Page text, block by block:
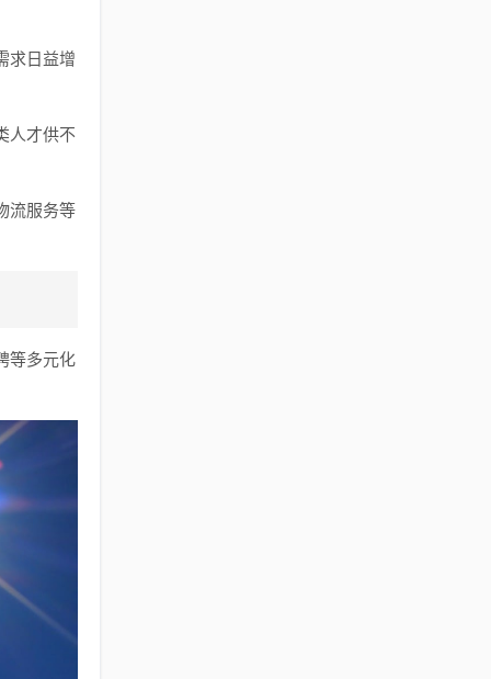
求日益增
人才供不
流服务等
等多元化